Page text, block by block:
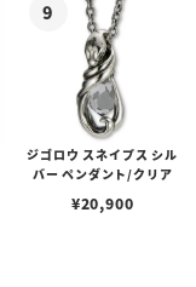
ジゴロウ スネイプス シル
バー ペンダント/クリア
¥20,900